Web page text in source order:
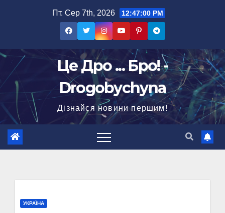
Пт. Сер 7th, 2026 12:47:01 PM
Це Дро ... Бро! -
Drogobychyna
Дізнайся новини першим!
УКРАЇНА